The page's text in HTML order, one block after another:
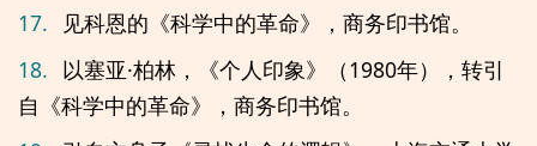
17.
见科恩的《科学中的革命》，商务印书馆。
18. 以塞亚·柏林，《个人印象》（1980年），转引
自《科学中的革命》，商务印书馆。